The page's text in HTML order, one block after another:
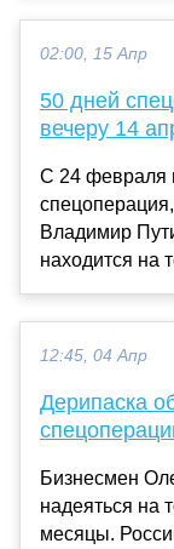
02:00, 15 Апр
50 дней
вечеру 14
С 24 февраля
Владимир
находится на
12:45, 04 Апр
Дерипаска
Бизнесмен
надеяться на
месяцы.